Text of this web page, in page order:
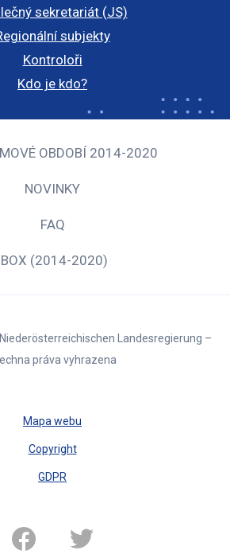
sekretariát (JS)
subjekty
Kontroloři
Kdo je kdo?
OBDOBÍ 2014-2020
NOVINKY
FAQ
(2014-2020)
Landesregierung –
práva vyhrazena
Mapa webu
Copyright
GDPR